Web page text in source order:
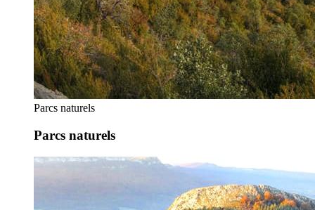
Parcs naturels
Parcs naturels